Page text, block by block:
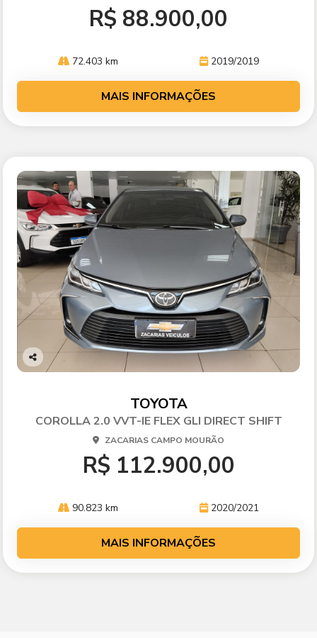
R$ 88.900,00
72.403 km 2019/2019
MAIS INFORMAÇÕES
Co
TOYOTA
COROLLA 2.0 VVT-IE FLEX GLI DIRECT SHIFT
ZACARIAS CAMPO MOURÃO
R$ 112.900,00
90.823 km 2020/2021
MAIS INFORMAÇÕES